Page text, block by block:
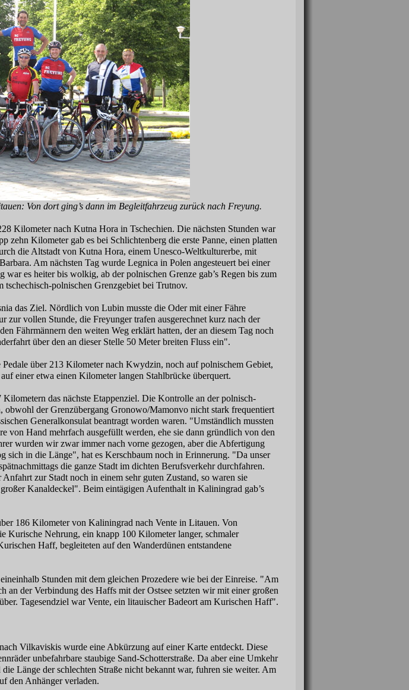
Von dort ging’s dann im Begleitfahrzeug zurück nach Freyung.
Kilometer nach Kutna Hora in Tschechien. Die nächsten Stunden war
zehn Kilometer gab es bei Schlichtenberg die erste Panne, einen platten
die Altstadt von Kutna Hora, einem Unesco-Weltkulturerbe, mit
Am nächsten Tag wurde Legnica in Polen angesteuert bei einer
es heiter bis wolkig, ab der polnischen Grenze gab’s Regen bis zum
polnischen Grenzgebiet bei Trutnov.
das Ziel. Nördlich von Lubin musste die Oder mit einer Fähre
zur vollen Stunde, die Freyunger trafen ausgerechnet kurz nach der
Fährmännern den weiten Weg erklärt hatten, der an diesem Tag noch
über den an dieser Stelle 50 Meter breiten Fluss ein".
über 213 Kilometer nach Kwydzin, noch auf polnischem Gebiet,
einer etwa einen Kilometer langen Stahlbrücke überquert.
das nächste Etappenziel. Die Kontrolle an der polnisch-
obwohl der Grenzübergang Gronowo/Mamonvo nicht stark frequentiert
Generalkonsulat beantragt worden waren. "Umständlich mussten
von Hand mehrfach ausgefüllt werden, ehe sie dann gründlich von den
wurden wir zwar immer nach vorne gezogen, aber die Abfertigung
sich in die Länge", hat es Kerschbaum noch in Erinnerung. "Da unser
die ganze Stadt im dichten Berufsverkehr durchfahren.
zur Stadt noch in einem sehr guten Zustand, so waren sie
Kanaldeckel". Beim eintägigen Aufenthalt in Kaliningrad gab’s
186 Kilometer von Kaliningrad nach Vente in Litauen. Von
Kurische Nehrung, ein knapp 100 Kilometer langer, schmaler
Haff, begleiteten auf den Wanderdünen entstandene
Stunden mit dem gleichen Prozedere wie bei der Einreise. "Am
an der Verbindung des Haffs mit der Ostsee setzten wir mit einer großen
Tagesendziel war Vente, ein litauischer Badeort am Kurischen Haff".
Vilkaviskis wurde eine Abkürzung auf einer Karte entdeckt. Diese
unbefahrbare staubige Sand-Schotterstraße. Da aber eine Umkehr
Länge der schlechten Straße nicht bekannt war, fuhren sie weiter. Am
den Anhänger verladen.